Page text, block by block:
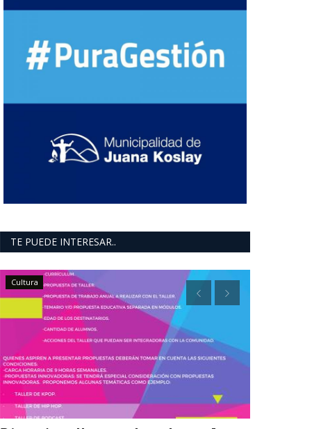
TE PUEDE INTERESAR..
Cultura